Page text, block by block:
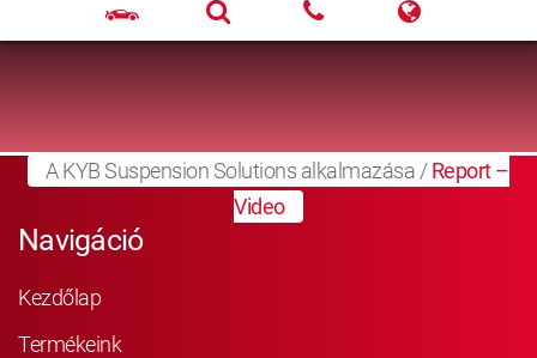
A KYB Suspension Solutions alkalmazása /Report –
Video
Navigáció
Kezdőlap
Termékeink